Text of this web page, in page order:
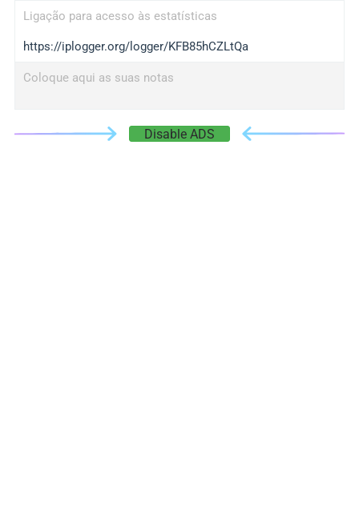
Ligação para acesso às estatísticas
https://iplogger.org/logger/KFB85hCZLtQa
Coloque aqui as suas notas
Disable ADS